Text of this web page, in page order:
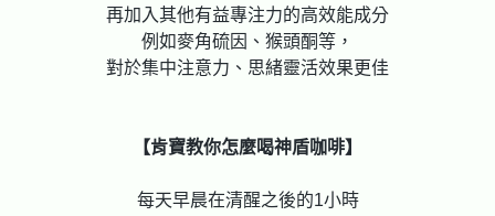
再加入其他有益專注力的高效能成分
例如麥角硫因、猴頭酮等，
對於集中注意力、思緒靈活效果更佳
【肯寶教你怎麼喝神盾咖啡】
每天早晨在清醒之後的1小時